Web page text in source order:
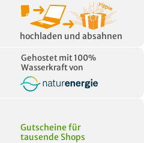
hochladen und absahnen
Gehostet mit 100%
Wasserkraft von
Gutscheine für
tausende Shops